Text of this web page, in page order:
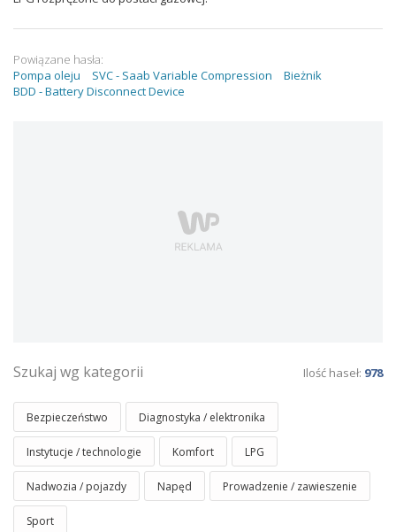
Powiązane hasła:
Pompa oleju
SVC - Saab Variable Compression
Bieżnik
BDD - Battery Disconnect Device
Szukaj wg kategorii Ilość haseł: 978
Bezpieczeństwo Diagnostyka / elektronika
Instytucje / technologie Komfort LPG
Nadwozia / pojazdy Napęd Prowadzenie / zawieszenie
Sport